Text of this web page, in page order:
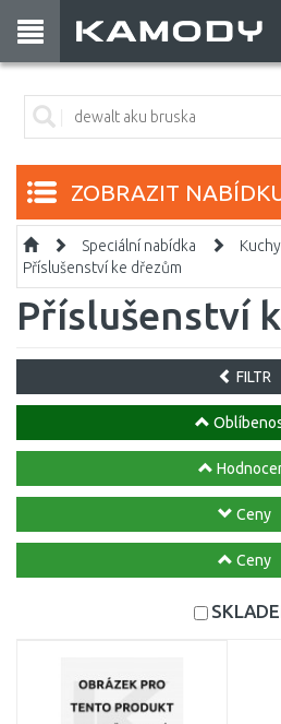
ZOBRAZIT
Speciální nabídka
Příslušenství ke dřezům
Příslušenství
FILTR
Ceny
Ceny